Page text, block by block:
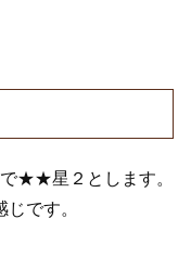
★★星２とします。
です。